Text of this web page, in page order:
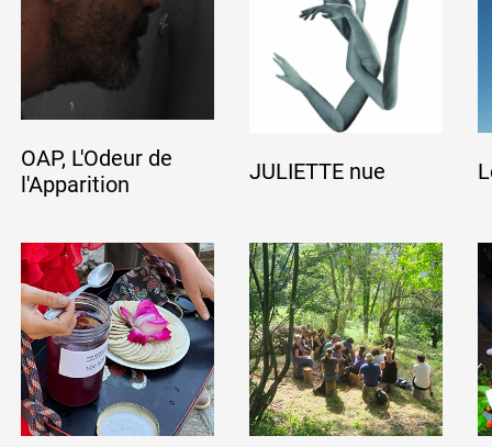
Artistes
De A à Z
Année par année
Collection vidéos
Candidater
OAP, L'Odeur de
l'Apparition
JULIETTE nue